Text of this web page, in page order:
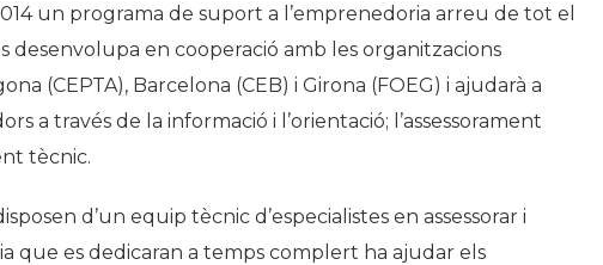
un programa de suport a l’emprenedoria arreu de tot el
desenvolupa en cooperació amb les organitzacions
(CEPTA), Barcelona (CEB) i Girona (FOEG) i ajudarà a
a través de la informació i l’orientació; l’assessorament
tècnic.
d’un equip tècnic d’especialistes en assessorar i
que es dedicaran a temps complert ha ajudar els